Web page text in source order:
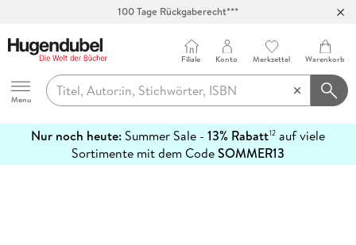
100 Tage Rückgaberecht***
Hugendubel
Menu
Filiale Konto Merkzettel Warenkorb
Nur noch heute: Summer Sale - 13% Rabatt12 auf viele
Sortimente mit dem CodeSOMMER13
erfahren